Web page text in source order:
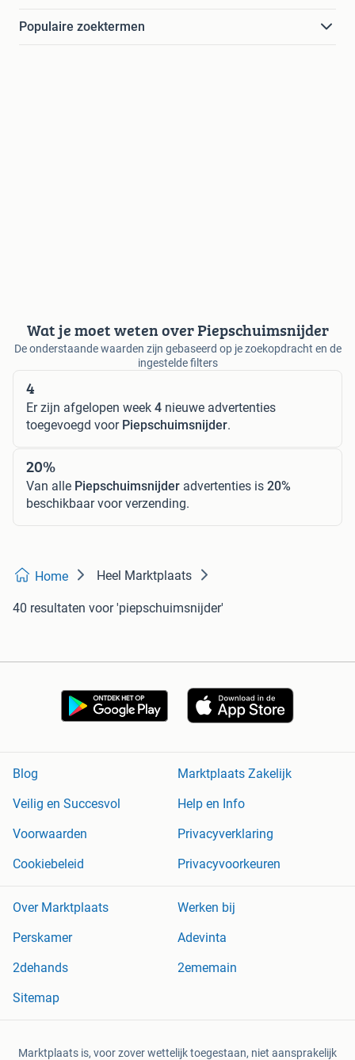
Populaire zoektermen
Wat je moet weten over Piepschuimsnijder
De onderstaande waarden zijn gebaseerd op je zoekopdracht en de
ingestelde filters
4
Er zijn afgelopen week 4 nieuwe advertenties
toegevoegd voor Piepschuimsnijder.
20%
Van alle Piepschuimsnijder advertenties is 20%
beschikbaar voor verzending.
Home Heel Marktplaats
40 resultaten voor 'piepschuimsnijder'
Blog
Marktplaats Zakelijk
Veilig en Succesvol
Help en Info
Voorwaarden
Privacyverklaring
Cookiebeleid
Privacyvoorkeuren
Over Marktplaats
Werken bij
Perskamer
Adevinta
2dehands
2ememain
Sitemap
Marktplaats is, voor zover wettelijk toegestaan, niet aansprakelijk